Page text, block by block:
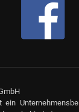
ein